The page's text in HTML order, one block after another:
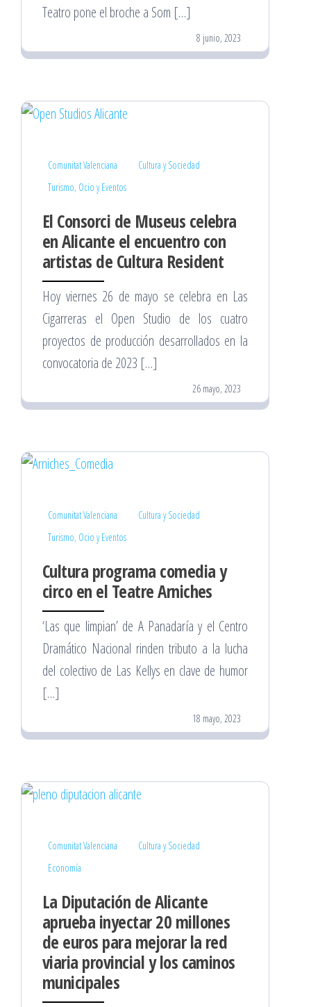
Teatro pone el broche a Som […]
8 junio, 2023
Comunitat Valenciana
Cultura y Sociedad
Turismo, Ocio y Eventos
El Consorci de Museus celebra
en Alicante el encuentro con
artistas de Cultura Resident
Hoy viernes 26 de mayo se celebra en Las
Cigarreras el Open Studio de los cuatro
proyectos de producción desarrollados en la
convocatoria de 2023 […]
26 mayo, 2023
Comunitat Valenciana
Cultura y Sociedad
Turismo, Ocio y Eventos
Cultura programa comedia y
circo en el Teatre Arniches
‘Las que limpian’ de A Panadaría y el Centro
Dramático Nacional rinden tributo a la lucha
del colectivo de Las Kellys en clave de humor
[…]
18 mayo, 2023
Comunitat Valenciana
Cultura y Sociedad
Economía
La Diputación de Alicante
aprueba inyectar 20 millones
de euros para mejorar la red
viaria provincial y los caminos
municipales